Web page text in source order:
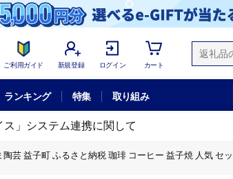
ご利用ガイド 新規登録 ログイン カート
ランキング 特集 取り組み
ス」システム連携に関して
芸 益子町 ふるさと納税 珈琲 コーヒー 益子焼 人気 セ